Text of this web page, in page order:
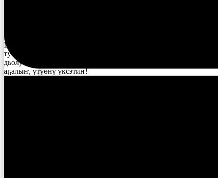
үлэһиттэрин, ветераннарын итиитик-истиҥник эҕэрдэлиибит!
Баҕарабыт элбэх, саҥа айар сүүрээни, инники былааннаргыт
туолуутугар үрдүк ситиһиилэри, кытаанах доруобуйаны,
дьолу-соргуну, дьоҥҥо-сэргэҕэ, тулалыыр эйгэҕэ үөрүүнү
аҕалыҥ, үтүөнү үксэтиҥ!